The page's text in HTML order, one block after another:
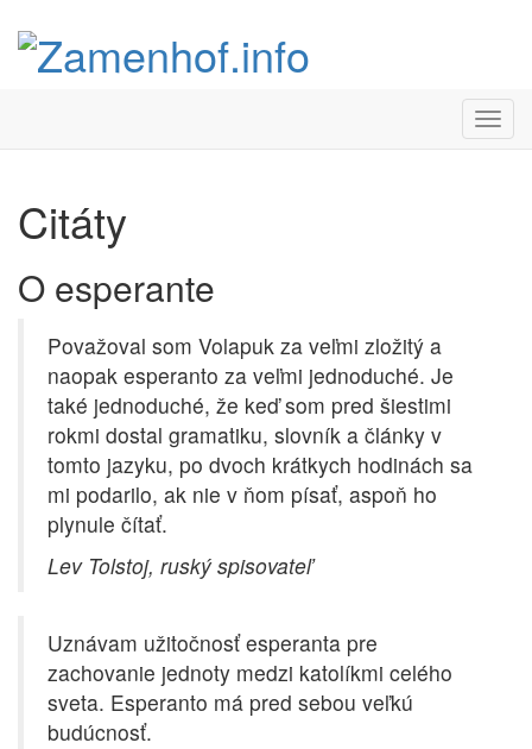
=
Citáty
O esperante
Považoval som Volapuk za veľmi zložitý a
naopak esperanto za veľmi jednoduché. Je
také jednoduché, že keď som pred šiestimi
rokmi dostal gramatiku, slovník a články v
tomto jazyku, po dvoch krátkych hodinách sa
mi podarilo, ak nie v ňom písať, aspoň ho
plynule čítať.
Lev Tolstoj, ruský spisovateľ
Uznávam užitočnosť esperanta pre
zachovanie jednoty medzi katolíkmi celého
sveta. Esperanto má pred sebou veľkú
budúcnosť.